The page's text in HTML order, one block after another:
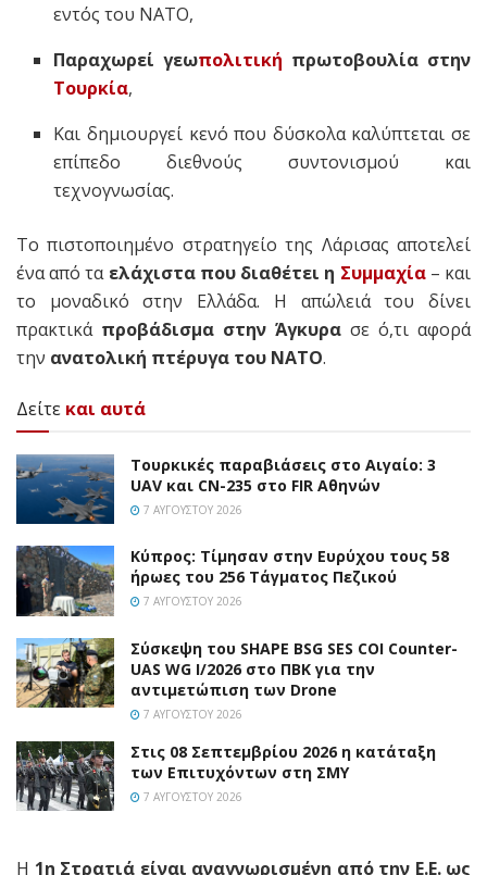
εντός του ΝΑΤΟ,
Παραχωρεί γεωπολιτική πρωτοβουλία στην
Τουρκία,
Και δημιουργεί κενό που δύσκολα καλύπτεται σε
επίπεδο διεθνούς συντονισμού και
τεχνογνωσίας.
Το πιστοποιημένο στρατηγείο της Λάρισας αποτελεί
ένα από τα ελάχιστα που διαθέτει η Συμμαχία– και
το μοναδικό στην Ελλάδα. Η απώλειά του δίνει
πρακτικά προβάδισμα στην Άγκυρα σε ό,τι αφορά
την ανατολική πτέρυγα του ΝΑΤΟ.
Δείτε και αυτά
Τουρκικές παραβιάσεις στο Αιγαίο: 3
UAV και CN-235 στο FIR Αθηνών
7 ΑΥΓΟΎΣΤΟΥ 2026
Κύπρος: Τίμησαν στην Ευρύχου τους 58
ήρωες του 256 Τάγματος Πεζικού
7 ΑΥΓΟΎΣΤΟΥ 2026
Σύσκεψη του SHAPE BSG SES COI Counter-
UAS WG I/2026 στο ΠΒΚ για την
αντιμετώπιση των Drone
7 ΑΥΓΟΎΣΤΟΥ 2026
Στις 08 Σεπτεμβρίου 2026 η κατάταξη
των Επιτυχόντων στη ΣΜΥ
7 ΑΥΓΟΎΣΤΟΥ 2026
Η 1η Στρατιά είναι αναγνωρισμένη από την Ε.Ε. ως